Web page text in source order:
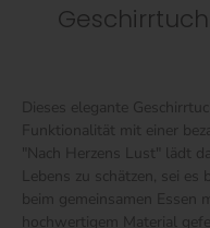
Dieses elegante
Funktionalität mit einer
"Nach Herzens Lust" lädt
Lebens zu schätzen, sei es
beim gemeinsamen Essen
hochwertigem Material